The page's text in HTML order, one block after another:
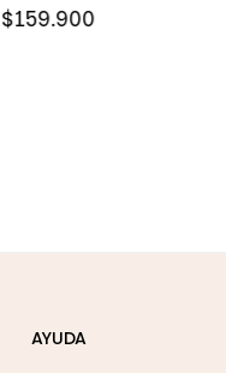
Precio
$159.900
AYUDA